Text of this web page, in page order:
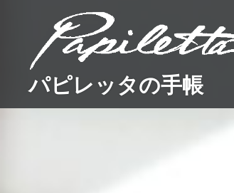
へ
パピレッタの手帳